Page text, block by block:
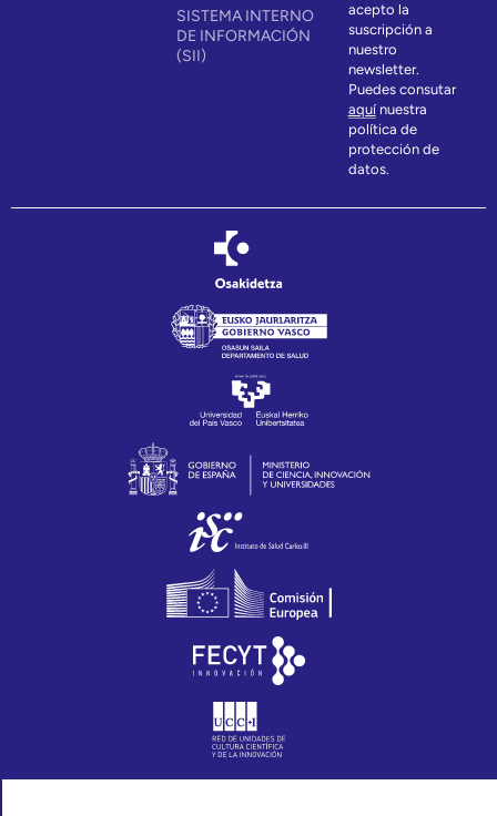
SISTEMA INTERNO
DE INFORMACIÓN
(SII)
acepto la
suscripción a
nuestro
newsletter.
Puedes consutar
aquínuestra
política de
protección de
datos.